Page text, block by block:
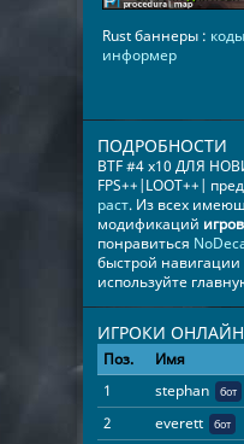
Rust баннеры :
информер
ПОДРОБНОСТИ
BTF #4 x10 ДЛЯ
FPS++|LOOT++|
раст. Из всех
модификаций
понравиться
быстрой
используйте
ИГРОКИ ОНЛАЙН
Поз. Имя
1
stephan бот
2
everett бот